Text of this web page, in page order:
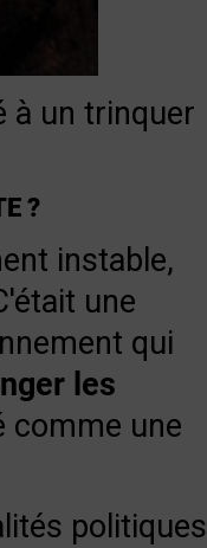
à un trinquer
?
instable,
une
qui
les
comme une
politiques